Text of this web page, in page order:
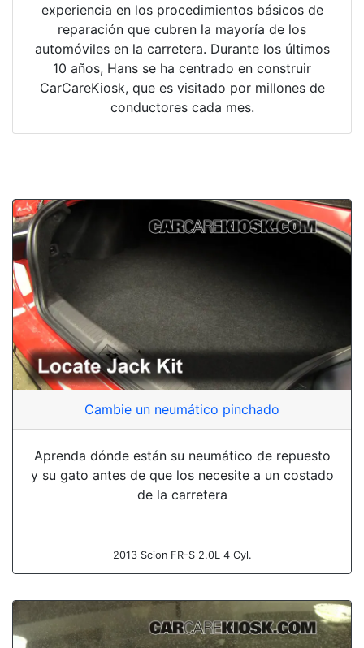
experiencia en los procedimientos básicos de
reparación que cubren la mayoría de los
automóviles en la carretera. Durante los últimos
10 años, Hans se ha centrado en construir
CarCareKiosk, que es visitado por millones de
conductores cada mes.
Cambie un neumático pinchado
Aprenda dónde están su neumático de repuesto
y su gato antes de que los necesite a un costado
de la carretera
2013 Scion FR-S 2.0L 4 Cyl.